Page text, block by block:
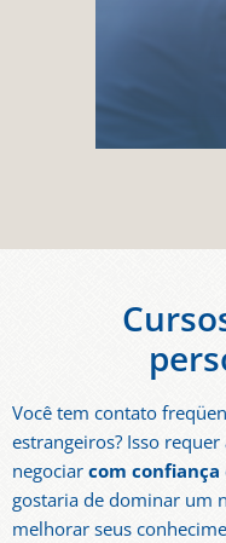
Você tem contato
estrangeiros? Isso
negociarcom confiança
gostaria de dominar um
melhorar seus